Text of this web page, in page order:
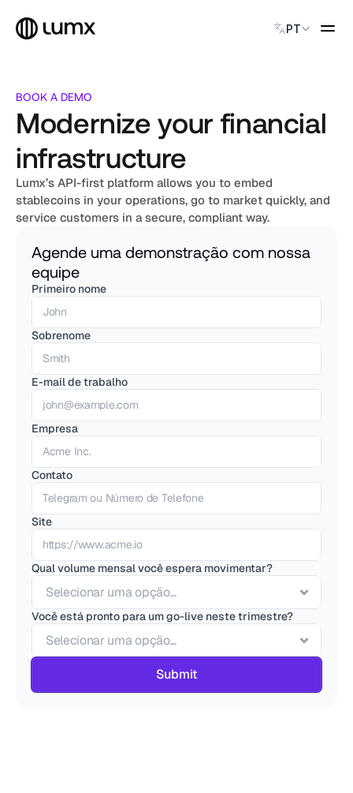
PT
Global Payments
Accept payments instantly
Virtual Named Accounts
Accept payments instantly
Custodial Wallet
Accept payments instantly
RECURSOS
Blog
Jurídico
Glossário
Carreiras
CATEGORY
Solution Name
Solution Name
Solution Name
CATEGORY
Solution Name
Solution Name
MORE
Stable Talks
About
BOOK A DEMO
Modernize your financial
infrastructure
Lumx’s API-first platform allows you to embed
stablecoins in your operations, go to market quickly, and
service customers in a secure, compliant way.
Agende uma demonstração com nossa
equipe
Primeiro nome
Sobrenome
E-mail de trabalho
Empresa
Contato
Site
Qual volume mensal você espera movimentar?
Você está pronto para um go-live neste trimestre?
Submit